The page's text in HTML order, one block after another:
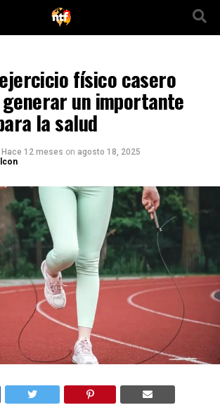
físico casero
generar un importante
la salud
Hace 12 meses on agosto 18, 2025